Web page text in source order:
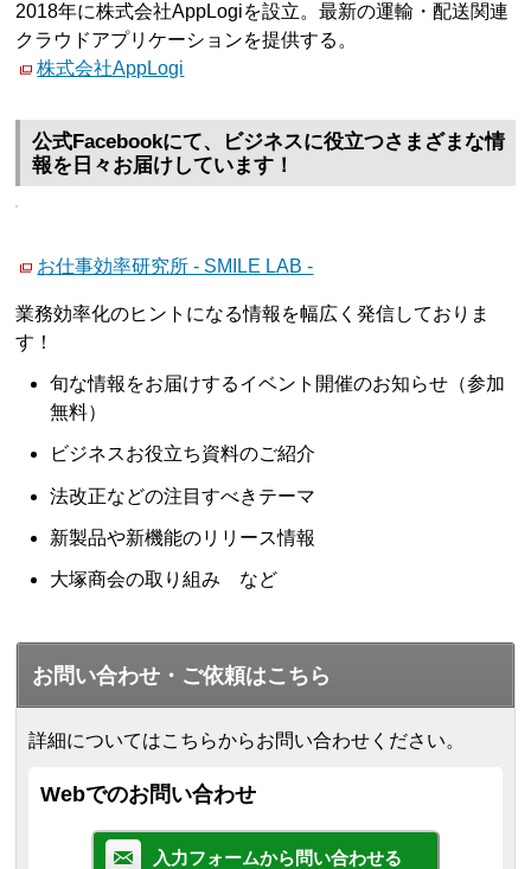
2018年に株式会社AppLogiを設立。最新の運輸・配送関連
クラウドアプリケーションを提供する。
株式会社AppLogi
公式Facebookにて、ビジネスに役立つさまざまな情
報を日々お届けしています！
お仕事効率研究所 - SMILE LAB -
業務効率化のヒントになる情報を幅広く発信しておりま
す！
旬な情報をお届けするイベント開催のお知らせ（参加
無料）
ビジネスお役立ち資料のご紹介
法改正などの注目すべきテーマ
新製品や新機能のリリース情報
大塚商会の取り組み など
お問い合わせ・ご依頼はこちら
詳細についてはこちらからお問い合わせください。
Webでのお問い合わせ
入力フォームから問い合わせる